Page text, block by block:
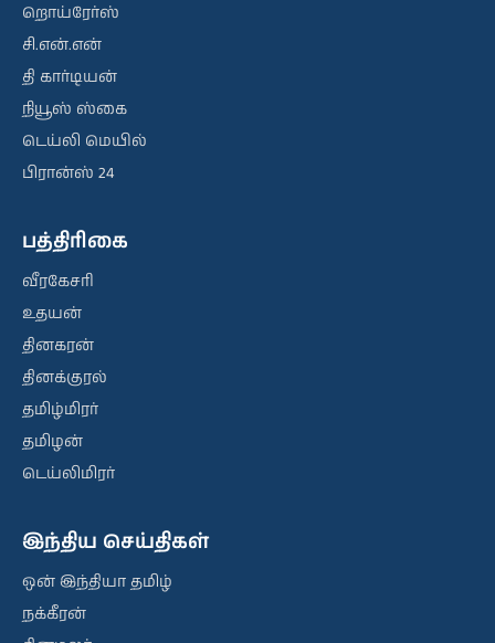
றொய்ரேர்ஸ்
சி.என்.என்
தி கார்டியன்
நியூஸ் ஸ்கை
டெய்லி மெயில்
பிரான்ஸ் 24
பத்திரிகை
வீரகேசரி
உதயன்
தினகரன்
தினக்குரல்
தமிழ்மிரர்
தமிழன்
டெய்லிமிரர்
இந்திய செய்திகள்
ஒன் இந்தியா தமிழ்
நக்கீரன்